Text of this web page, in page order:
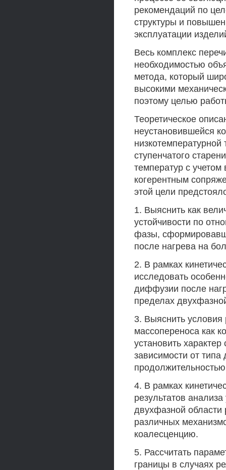
рекомендаций по
структуры и
эксплуатации
Весь комплекс
необходимостью
метода, который
высокими
поэтому целью
Теоретическое
неустановившейся
ступенчатого
температур с
когерентным
этой цели
1. Выяснить как
устойчивости по
фазы,
после нагрева на
2. В рамках
исследовать
диффузии после
пределах
3. Выяснить
массопереноса как
установить
зависимости от
4. В рамках
результатов
двухфазной области
различных
коалесценцию.
5. Рассчитать
границы в случаях